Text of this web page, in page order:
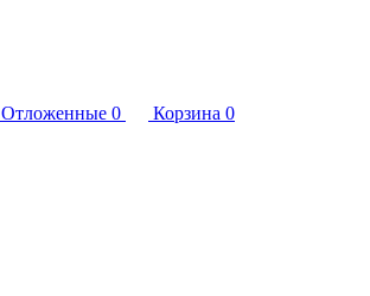
Отложенные 0 Корзина 0